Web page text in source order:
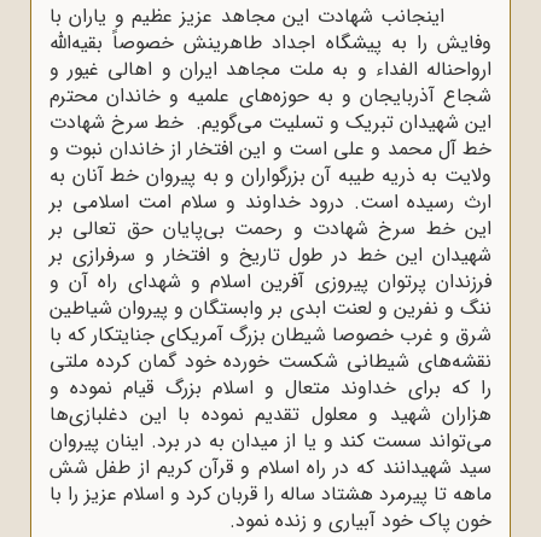
اینجانب شهادت این مجاهد عزیز عظیم و یاران با
وفایش را به پیشگاه اجداد طاهرینش خصوصاً بقیه‌اللّه
ارواحناله الفداء و به ملت مجاهد ایران و اهالی غیور و
شجاع آذربایجان و به حوزه‌های علمیه و خاندان محترم
این شهیدان تبریک و تسلیت می‌گویم. خط سرخ شهادت
خط آل محمد و علی است و این افتخار از خاندان نبوت و
ولایت به ذریه طیبه آن بزرگواران و به پیروان خط آنان به
ارث رسیده است. درود خداوند و سلام امت اسلامی بر
این خط سرخ شهادت و رحمت بی‌پایان حق تعالی بر
شهیدان این خط در طول تاریخ و افتخار و سرفرازی بر
فرزندان پرتوان پیروزی آفرین اسلام و شهدای راه آن و
ننگ و نفرین و لعنت ابدی بر وابستگان و پیروان شیاطین
شرق و غرب خصوصا شیطان بزرگ آمریکای جنایتکار که با
نقشه‌های شیطانی شکست خورده خود گمان کرده ملتی
را که برای خداوند متعال و اسلام بزرگ قیام نموده و
هزاران شهید و معلول تقدیم نموده با این دغلبازی‌ها
می‌تواند سست کند و یا از میدان به در برد. اینان پیروان
سید شهیدانند که در راه اسلام و قرآن کریم از طفل شش
ماهه تا پیرمرد هشتاد ساله را قربان کرد و اسلام عزیز را با
خون پاک خود آبیاری و زنده نمود.